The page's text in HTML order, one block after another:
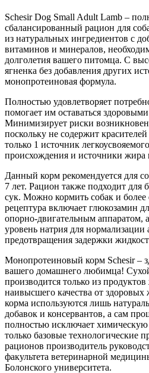
Schesir Dog Small Adult Lamb –
сбалансированный рацион для
из натуральных ингредиентов с
витаминов и минералов,
долголетия вашего питомца. С
ягненка без добавления других
монопротеиновая формула.
Полностью удовлетворяет
помогает им оставаться
Минимизирует риски
поскольку не содержит
только 1 источник
происхождения и источники жира
Данный корм рекомендуется для
7 лет. Рацион также подходит
сук. Можно кормить собак и более
рецептура включает глюкозамин
опорно-двигательным аппаратом,
уровень натрия для нормализации
предотвращения задержки
Монопротеиновый корм Schesir –
вашего домашнего любимца!
производится только из
наивысшего качества от
корма используются лишь
добавок и консервантов, а сам
полностью исключает химическую
только базовые технологические
рационов производитель
факультета ветеринарной
Болонского университета.